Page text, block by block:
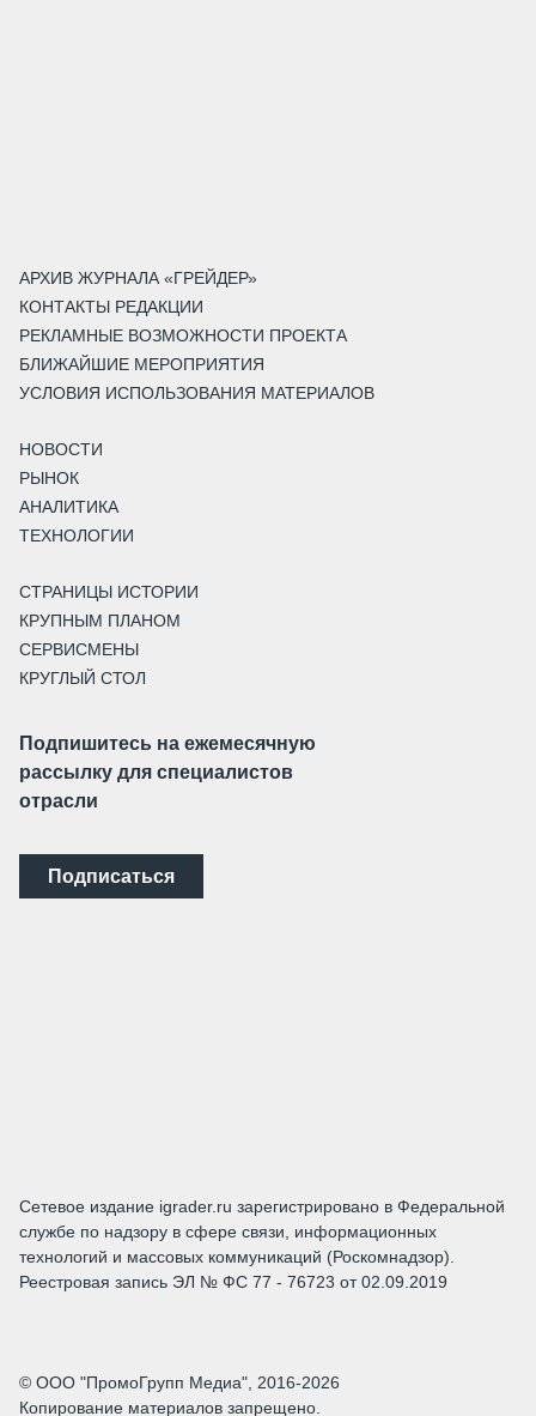
АРХИВ ЖУРНАЛА «ГРЕЙДЕР»
КОНТАКТЫ РЕДАКЦИИ
РЕКЛАМНЫЕ ВОЗМОЖНОСТИ ПРОЕКТА
БЛИЖАЙШИЕ МЕРОПРИЯТИЯ
УСЛОВИЯ ИСПОЛЬЗОВАНИЯ МАТЕРИАЛОВ
НОВОСТИ
РЫНОК
АНАЛИТИКА
ТЕХНОЛОГИИ
СТРАНИЦЫ ИСТОРИИ
КРУПНЫМ ПЛАНОМ
СЕРВИСМЕНЫ
КРУГЛЫЙ СТОЛ
Подпишитесь на ежемесячную
рассылку для специалистов
отрасли
Подписаться
Сетевое издание igrader.ru зарегистрировано в Федеральной
службе по надзору в сфере связи, информационных
технологий и массовых коммуникаций (Роскомнадзор).
Реестровая запись ЭЛ № ФС 77 - 76723 от 02.09.2019
© ООО "ПромоГрупп Медиа", 2016-2026
Копирование материалов запрещено.